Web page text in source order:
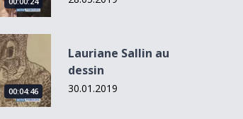
dessin
00:04:46
Lauriane Sallin au
dessin
30.01.2019